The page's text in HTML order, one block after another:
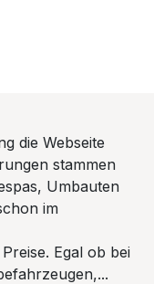
die Webseite
stammen
Umbauten
im
Egal ob bei